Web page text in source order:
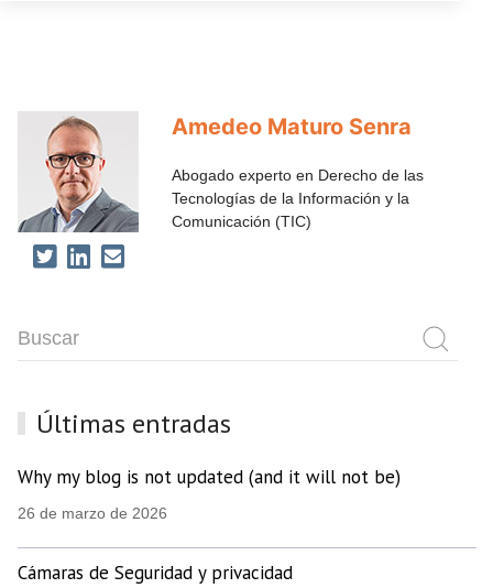
Amedeo Maturo Senra
Abogado experto en Derecho de las
Tecnologías de la Información y la
Comunicación (TIC)
Últimas entradas
Why my blog is not updated (and it will not be)
26 de marzo de 2026
Cámaras de Seguridad y privacidad